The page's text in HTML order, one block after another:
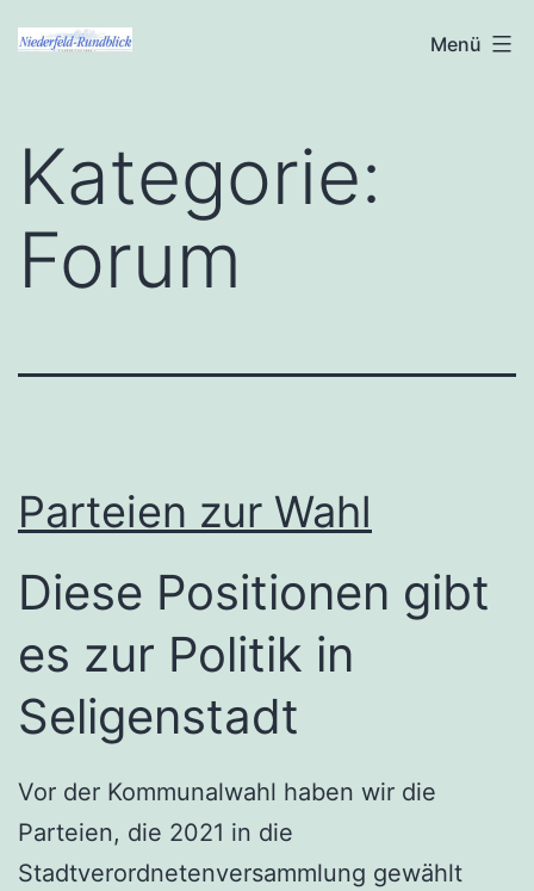
Inhalt
Niederfeld-
Menü
Kategorie:
Forum
Parteien zur Wahl
Diese Positionen gibt
es zur Politik in
Seligenstadt
Vor der Kommunalwahl haben wir die
Parteien, die 2021 in die
Stadtverordnetenversammlung gewählt